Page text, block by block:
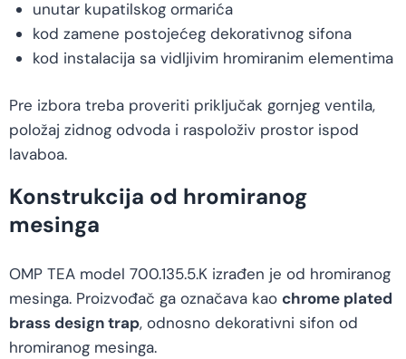
unutar kupatilskog ormarića
kod zamene postojećeg dekorativnog sifona
kod instalacija sa vidljivim hromiranim elementima
Pre izbora treba proveriti priključak gornjeg ventila,
položaj zidnog odvoda i raspoloživ prostor ispod
lavaboa.
Konstrukcija od hromiranog
mesinga
OMP TEA model 700.135.5.K izrađen je od hromiranog
mesinga. Proizvođač ga označava kao chrome plated
brass design trap, odnosno dekorativni sifon od
hromiranog mesinga.